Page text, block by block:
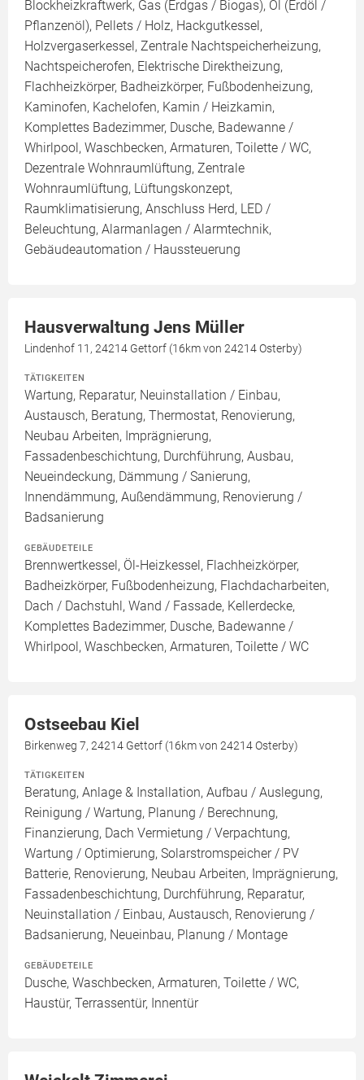
Blockheizkraftwerk, Gas (Erdgas / Biogas), Öl (Erdöl /
Pflanzenöl), Pellets / Holz, Hackgutkessel,
Holzvergaserkessel, Zentrale Nachtspeicherheizung,
Nachtspeicherofen, Elektrische Direktheizung,
Flachheizkörper, Badheizkörper, Fußbodenheizung,
Kaminofen, Kachelofen, Kamin / Heizkamin,
Komplettes Badezimmer, Dusche, Badewanne /
Whirlpool, Waschbecken, Armaturen, Toilette / WC,
Dezentrale Wohnraumlüftung, Zentrale
Wohnraumlüftung, Lüftungskonzept,
Raumklimatisierung, Anschluss Herd, LED /
Beleuchtung, Alarmanlagen / Alarmtechnik,
Gebäudeautomation / Haussteuerung
Hausverwaltung Jens Müller
Lindenhof 11, 24214 Gettorf (16km von 24214 Osterby)
TÄTIGKEITEN
Wartung, Reparatur, Neuinstallation / Einbau,
Austausch, Beratung, Thermostat, Renovierung,
Neubau Arbeiten, Imprägnierung,
Fassadenbeschichtung, Durchführung, Ausbau,
Neueindeckung, Dämmung / Sanierung,
Innendämmung, Außendämmung, Renovierung /
Badsanierung
GEBÄUDETEILE
Brennwertkessel, Öl-Heizkessel, Flachheizkörper,
Badheizkörper, Fußbodenheizung, Flachdacharbeiten,
Dach / Dachstuhl, Wand / Fassade, Kellerdecke,
Komplettes Badezimmer, Dusche, Badewanne /
Whirlpool, Waschbecken, Armaturen, Toilette / WC
Ostseebau Kiel
Birkenweg 7, 24214 Gettorf (16km von 24214 Osterby)
TÄTIGKEITEN
Beratung, Anlage & Installation, Aufbau / Auslegung,
Reinigung / Wartung, Planung / Berechnung,
Finanzierung, Dach Vermietung / Verpachtung,
Wartung / Optimierung, Solarstromspeicher / PV
Batterie, Renovierung, Neubau Arbeiten, Imprägnierung,
Fassadenbeschichtung, Durchführung, Reparatur,
Neuinstallation / Einbau, Austausch, Renovierung /
Badsanierung, Neueinbau, Planung / Montage
GEBÄUDETEILE
Dusche, Waschbecken, Armaturen, Toilette / WC,
Haustür, Terrassentür, Innentür